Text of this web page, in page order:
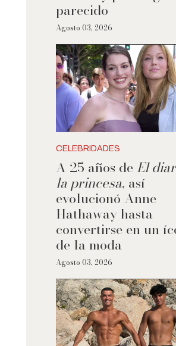
parecido
Agosto 03, 2026
CELEBRIDADES
A 25 años de El
la princesa, así
evolucionó Anne
Hathaway hasta
convertirse en un
de la moda
Agosto 03, 2026